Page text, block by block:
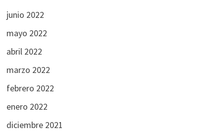
junio 2022
mayo 2022
abril 2022
marzo 2022
febrero 2022
enero 2022
diciembre 2021